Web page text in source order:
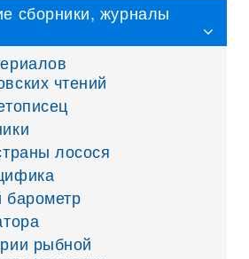
сборники, журналы
чтений
лосося
барометр
рыбной